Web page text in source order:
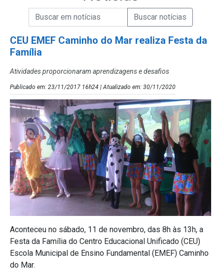
Campo de Busca de Notícias
Campo de Busca de informaçõesEnviar a Busca de Notícias
CEU EMEF Caminho do Mar realiza Festa da
Família
Atividades proporcionaram aprendizagens e desafios
Publicado em: 23/11/2017 16h24 | Atualizado em: 30/11/2020
Aconteceu no sábado, 11 de novembro, das 8h às 13h, a
Festa da Família do Centro Educacional Unificado (CEU)
Escola Municipal de Ensino Fundamental (EMEF) Caminho
do Mar.